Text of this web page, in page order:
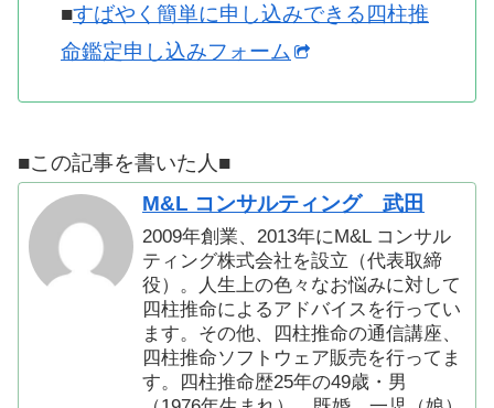
■すばやく簡単に申し込みできる四柱推
命鑑定申し込みフォーム
■この記事を書いた人■
M&L コンサルティング 武田
2009年創業、2013年にM&L コンサル
ティング株式会社を設立（代表取締
役）。人生上の色々なお悩みに対して
四柱推命によるアドバイスを行ってい
ます。その他、四柱推命の通信講座、
四柱推命ソフトウェア販売を行ってま
す。四柱推命歴25年の49歳・男